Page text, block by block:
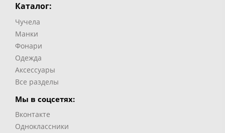
Каталог:
Чучела
Манки
Фонари
Одежда
Аксессуары
Все разделы
Мы в соцсетях:
Вконтакте
Одноклассники